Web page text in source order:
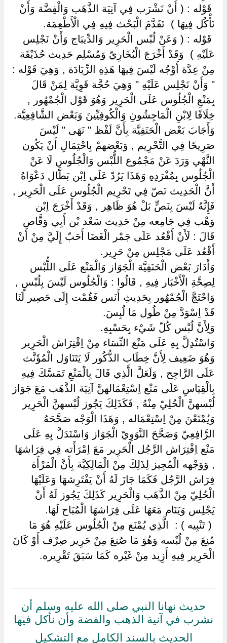
‏ ‏قَوْله : ( أَنْ نَشْرَب فِي آنِيَة الذَّهَب وَالْفِضَّة وَأَنْ
نَأْكُل فِيهَا ) ‏ ‏تَقَدَّمَ الْبَحْث فِيهِ فِي الْأَطْعِمَة.
‏ ‏قَوْله : ( وَعَنْ لُبْس الْحَرِير وَالدِّيبَاج وَأَنْ نَجْلِس
عَلَيْهِ ) ‏ ‏وَقَدْ أَخْرَجَ الْبُخَارِيّ وَمُسْلِم حَدِيث حُذَيْفَة
مِنْ عِدَّة أَوْجُه لَيْسَ فِيهَا هَذِهِ الزِّيَادَة , وَهِيَ قَوْله :
" وَأَنْ نَجْلِس عَلَيْهِ " وَهِيَ حُجَّة قَوِيَّة لِمَنْ قَالَ
بِمَنْعِ الْجُلُوس عَلَى الْحَرِير وَهُوَ قَوْل الْجُمْهُور ,
خِلَافًا لِابْنِ الْمَاجِشُونِ وَالْكُوفِيِّينَ وَبَعْض الشَّافِعِيَّة.
وَأَجَابَ بَعْض الْحَنَفِيَّة بِأَنَّ لَفْظ " نَهَى " لَيْسَ
صَرِيحًا فِي التَّحْرِيم , وَبَعْضهمْ بِاحْتِمَالِ أَنْ يَكُون
النَّهْي وَرَدَ عَنْ مَجْمُوع اللُّبْس وَالْجُلُوس لَا عَنْ
الْجُلُوس بِمُفْرَدِهِ وَهَذَا يَرُدّ عَلَى اِبْن بَطَّال دَعْوَاهُ
أَنَّ الْحَدِيث نَصّ فِي تَحْرِيم الْجُلُوس عَلَى الْحَرِير ,
فَإِنَّهُ لَيْسَ بِنَصٍّ بَلْ هُوَ ظَاهِر , وَقَدْ أَخْرَجَ اِبْن
وَهْب فِي جَامِعه مِنْ حَدِيث سَعْد بْن أَبِي وَقَّاص
قَالَ : لَأَنْ أَقْعُد عَلَى جَمْر الْغَضَا أَحَبّ إِلَيَّ مِنْ أَنْ
أَقْعُد عَلَى مَجْلِس مِنْ حَرِير.
وَأَدَارَ بَعْض الْحَنَفِيَّة الْجَوَاز وَالْمَنْع عَلَى اللُّبْس
لِصِحَّةِ الْأَخْبَار فِيهِ , قَالُوا : وَالْجُلُوس لَيْسَ بِلُبْسٍ ,
وَاحْتَجَّ الْجُمْهُور بِحَدِيثِ أَنَس فَقُمْت إِلَى حَصِير لَنَا
قَدْ اِسْوَدَّ مِنْ طُول مَا لُبِسَ.
وَلِأَنَّ لُبْس كُلّ شَيْء بِحَسْبِهِ.
وَاسْتُدِلَّ بِهِ عَلَى مَنْع النِّسَاء مِنْ اِفْتِرَاش الْحَرِير
وَهُوَ ضَعِيف لِأَنَّ خِطَاب الذُّكُور لَا يَتَنَاوَل الْمُؤَنَّث
عَلَى الرَّاجِح , وَلَعَلَّ الَّذِي قَالَ بِالْمَنْعِ تَمَسَّكَ فِيهِ
بِالْقِيَاسِ عَلَى مَنْع اِسْتِعْمَالهنَّ آنِيَة الذَّهَب مَعَ جَوَاز
لُبْسهنَّ الْحُلِيّ مِنْهُ , فَكَذَلِكَ يَجُوز لُبْسهنَّ الْحَرِير
وَيُمْنَعْنَ مِنْ اِسْتِعْمَاله , وَهَذَا الْوَجْه صَحَّحَهُ
الرَّافِعِيّ وَصَحَّحَ النَّوَوِيّ الْجَوَاز وَاسْتَدَلَّ بِهِ عَلَى
مَنْع اِفْتِرَاش الرَّجُل الْحَرِير مَعَ اِمْرَأَته فِي فِرَاشهَا
, وَوَجْهه الْمُجِيز لِذَلِكَ مِنْ الْمَالِكِيَّة بِأَنَّ الْمَرْأَة
فِرَاش الرَّجُل فَكَمَا جَازَ لَهُ أَنْ يَفْتَرِشهَا وَعَلَيْهَا
الْحُلِيّ مِنْ الذَّهَب وَالْحَرِير كَذَلِكَ يَجُوز لَهُ أَنْ
يَجْلِس وَيَنَام مَعَهَا عَلَى فِرَاشهَا الْمُبَاح لَهَا.
‏ ‏( تَنْبِيه ) : ‏ ‏الَّذِي يُمْنَع مِنْ الْجُلُوس عَلَيْهِ هُوَ مَا
مُنِعَ مِنْ لُبْسه وَهُوَ مَا صُنِعَ مِنْ حَرِير صِرْف أَوْ كَانَ
الْحَرِير فِيهِ أَزِيد مِنْ غَيْره كَمَا سَبَقَ تَقْرِيره.
حديث نهانا النبي صلى الله عليه وسلم أن
نشرب في آنية الذهب والفضة وأن نأكل فيها
الحديث بالسند الكامل مع التشكيل